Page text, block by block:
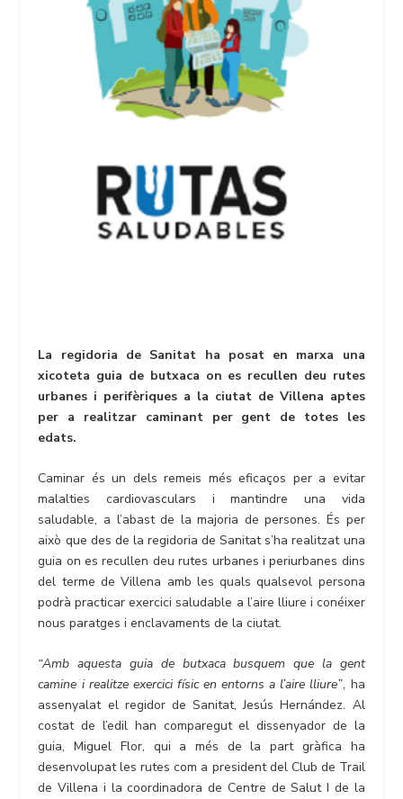
La regidoria de Sanitat ha posat en marxa una
xicoteta guia de butxaca on es recullen deu rutes
urbanes i perifèriques a la ciutat de Villena aptes
per a realitzar caminant per gent de totes les
edats.
Caminar és un dels remeis més eficaços per a evitar
malalties cardiovasculars i mantindre una vida
saludable, a l’abast de la majoria de persones. És per
això que des de la regidoria de Sanitat s’ha realitzat una
guia on es recullen deu rutes urbanes i periurbanes dins
del terme de Villena amb les quals qualsevol persona
podrà practicar exercici saludable a l’aire lliure i conéixer
nous paratges i enclavaments de la ciutat.
“Amb aquesta guia de butxaca busquem que la gent
camine i realitze exercici físic en entorns a l’aire lliure”, ha
assenyalat el regidor de Sanitat, Jesús Hernández. Al
costat de l’edil han comparegut el dissenyador de la
guia, Miguel Flor, qui a més de la part gràfica ha
desenvolupat les rutes com a president del Club de Trail
de Villena i la coordinadora de Centre de Salut I de la